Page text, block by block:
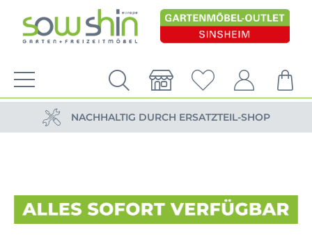
PERSÖNLICHE BERATUNG
NACHHALTIG DURCH ERSATZTEIL-SHOP